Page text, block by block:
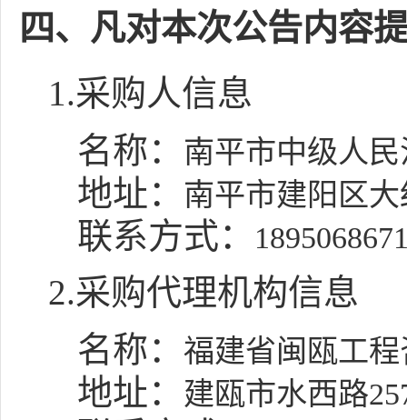
四、凡对本次公告内容
1.采购人信息
名称：
南平市中级人
地址： 南平市建阳区
联系方式：
2.采购代理机构信息
名称： 福建省闽瓯工
地址： 建瓯市水西路